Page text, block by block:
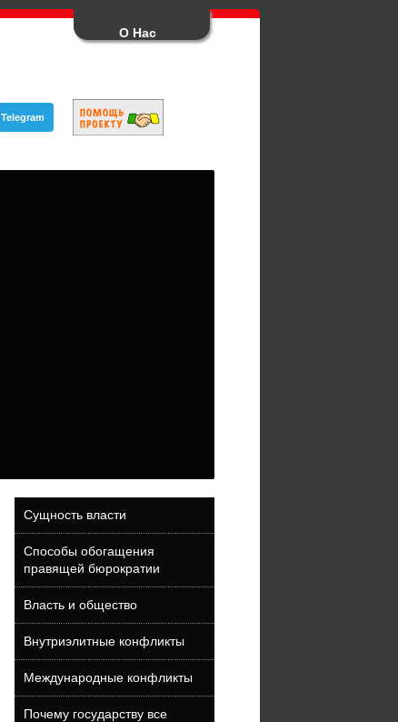
О Нас
Telegram
Сущность власти
Способы обогащения
правящей бюрократии
Власть и общество
Внутриэлитные конфликты
Международные конфликты
Почему государству все